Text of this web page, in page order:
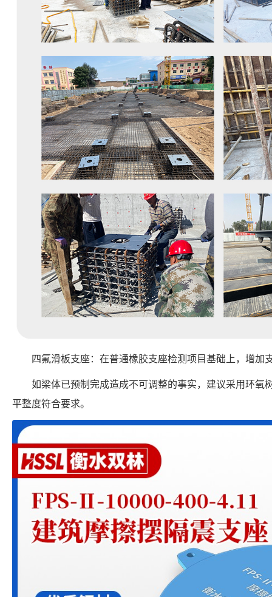
四氟滑板支座：在普通橡胶支座检测项目基础上，增加
如梁体已预制完成造成不可调整的事实，建议采用环氧
平整度符合要求。